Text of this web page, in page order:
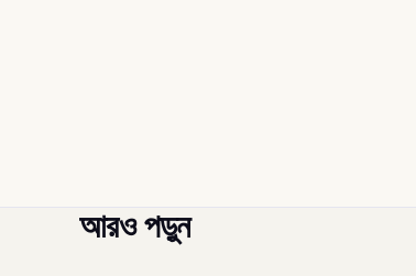
আরও পড়ুন